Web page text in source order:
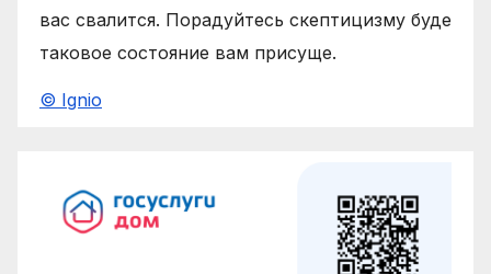
вас свалится. Порадуйтесь скептицизму буде
таковое состояние вам присуще.
© Ignio